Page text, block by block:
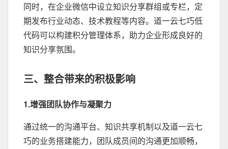
同时，在企业微信中设立知识分享群组或专栏，定
期发布行业动态、技术教程等内容。道一云七巧低
代码可以构建积分管理体系，助力企业形成良好的
知识分享氛围。
三、整合带来的积极影响
1.增强团队协作与凝聚力
通过统一的沟通平台、知识共享机制以及道一云七
巧的业务搭建能力，团队成员间的沟通更加顺畅，